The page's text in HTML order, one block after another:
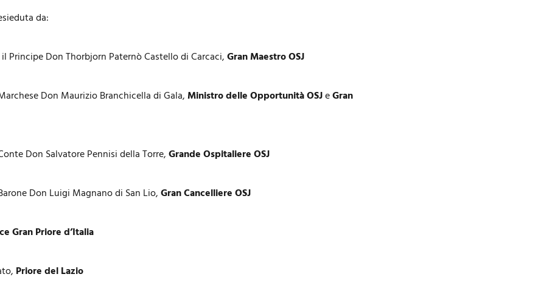
da:
il Principe Don Thorbjorn Paternò Castello di Carcaci,Gran Maestro OSJ
Don Maurizio Branchicella di Gala,Ministro delle Opportunità OSJeGran
Don Salvatore Pennisi della Torre,Grande Ospitaliere OSJ
Don Luigi Magnano di San Lio,Gran Cancelliere OSJ
Gran Priore d’Italia
Priore del Lazio